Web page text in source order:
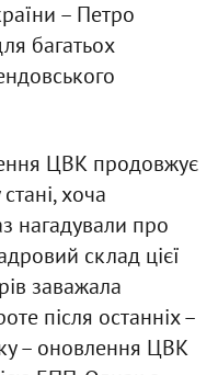
– Петро
багатьох
ЦВК продовжує
хоча
нагадували про
склад цієї
заважала
після останніх –
– оновлення ЦВК